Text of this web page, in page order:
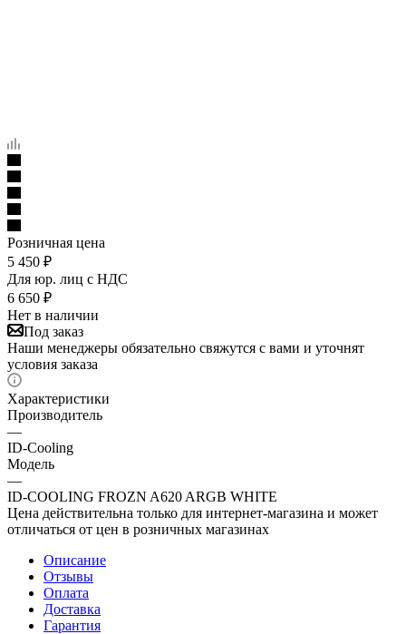
Розничная цена
5 450 ₽
Для юр. лиц c НДС
6 650 ₽
Нет в наличии
Под заказ
Наши менеджеры обязательно свяжутся с вами и уточнят
условия заказа
Характеристики
Производитель
—
ID-Cooling
Модель
—
ID-COOLING FROZN A620 ARGB WHITE
Цена действительна только для интернет-магазина и может
отличаться от цен в розничных магазинах
Описание
Отзывы
Оплата
Доставка
Гарантия